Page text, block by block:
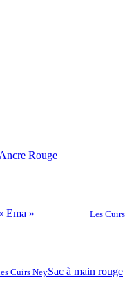
Ancre Rouge
Ema » Les Cuirs
Cuirs NeySac à main rouge